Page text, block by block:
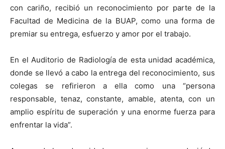
con cariño, recibió un reconocimiento por parte de la
Facultad de Medicina de la BUAP, como una forma de
premiar su entrega, esfuerzo y amor por el trabajo.
En el Auditorio de Radiología de esta unidad académica,
donde se llevó a cabo la entrega del reconocimiento, sus
colegas se refirieron a ella como una “persona
responsable, tenaz, constante, amable, atenta, con un
amplio espíritu de superación y una enorme fuerza para
enfrentar la vida”.